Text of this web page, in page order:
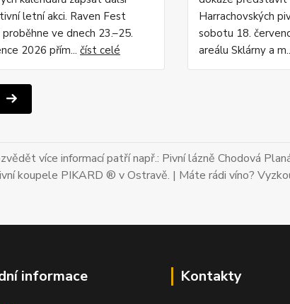
letní akci. Raven Fest
ve dnech 23.–25.
2026 přím... číst celé
Harrachovských
sobotu 18.
areálu Sklárny a
více informací patří např.: Pivní lázně Chodová
koupele PIKARD ® v Ostravě. | Máte rádi víno?
informace Kontakty